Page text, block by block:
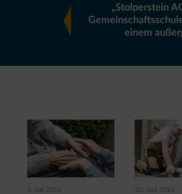
„Stolperstein
einem
3. Juli 2026 30. Juni 2026